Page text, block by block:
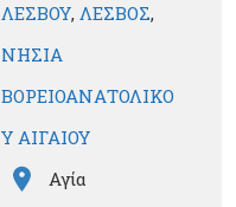
ΛΕΣΒΟΥ, ΛΕΣΒΟΣ,
ΝΗΣΙΑ
ΒΟΡΕΙΟΑΝΑΤΟΛΙΚΟ
Υ ΑΙΓΑΙΟΥ
Αγία